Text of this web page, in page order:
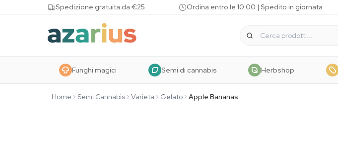
Skip to contentSpedizione gratuita da €25 Ordina entro le 10:00 | Spedito in giornata
Funghi magici Semi di cannabis Herbshop
Home Semi Cannabis Varieta Gelato Apple Bananas